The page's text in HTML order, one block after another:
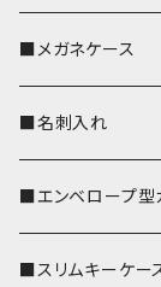
■メガネケース
■名刺入れ
■エンベロープ型
■スリムキーケー